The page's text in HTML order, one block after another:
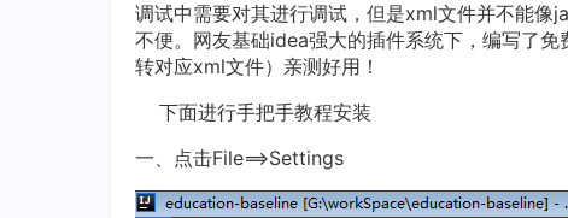
调试中需要对其进行调试，但是xml文件并不能
不便。网友基础idea强大的插件系统下，编写了
转对应xml文件）亲测好用！
下面进行手把手教程安装
一、点击File==>Settings